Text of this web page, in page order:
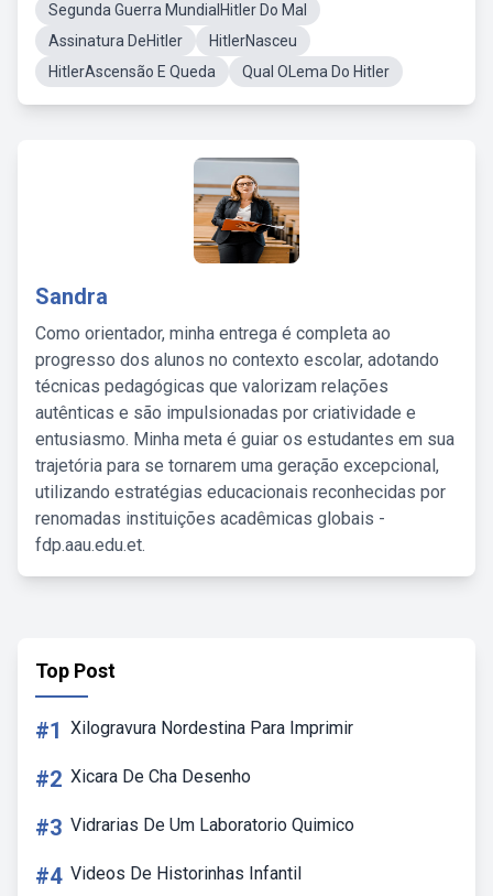
Segunda Guerra MundialHitler Do Mal
Assinatura DeHitler
HitlerNasceu
HitlerAscensão E Queda
Qual OLema Do Hitler
Sandra
Como orientador, minha entrega é completa ao
progresso dos alunos no contexto escolar, adotando
técnicas pedagógicas que valorizam relações
autênticas e são impulsionadas por criatividade e
entusiasmo. Minha meta é guiar os estudantes em sua
trajetória para se tornarem uma geração excepcional,
utilizando estratégias educacionais reconhecidas por
renomadas instituições acadêmicas globais -
fdp.aau.edu.et.
Top Post
#1 Xilogravura Nordestina Para Imprimir
#2 Xicara De Cha Desenho
#3 Vidrarias De Um Laboratorio Quimico
#4 Videos De Historinhas Infantil